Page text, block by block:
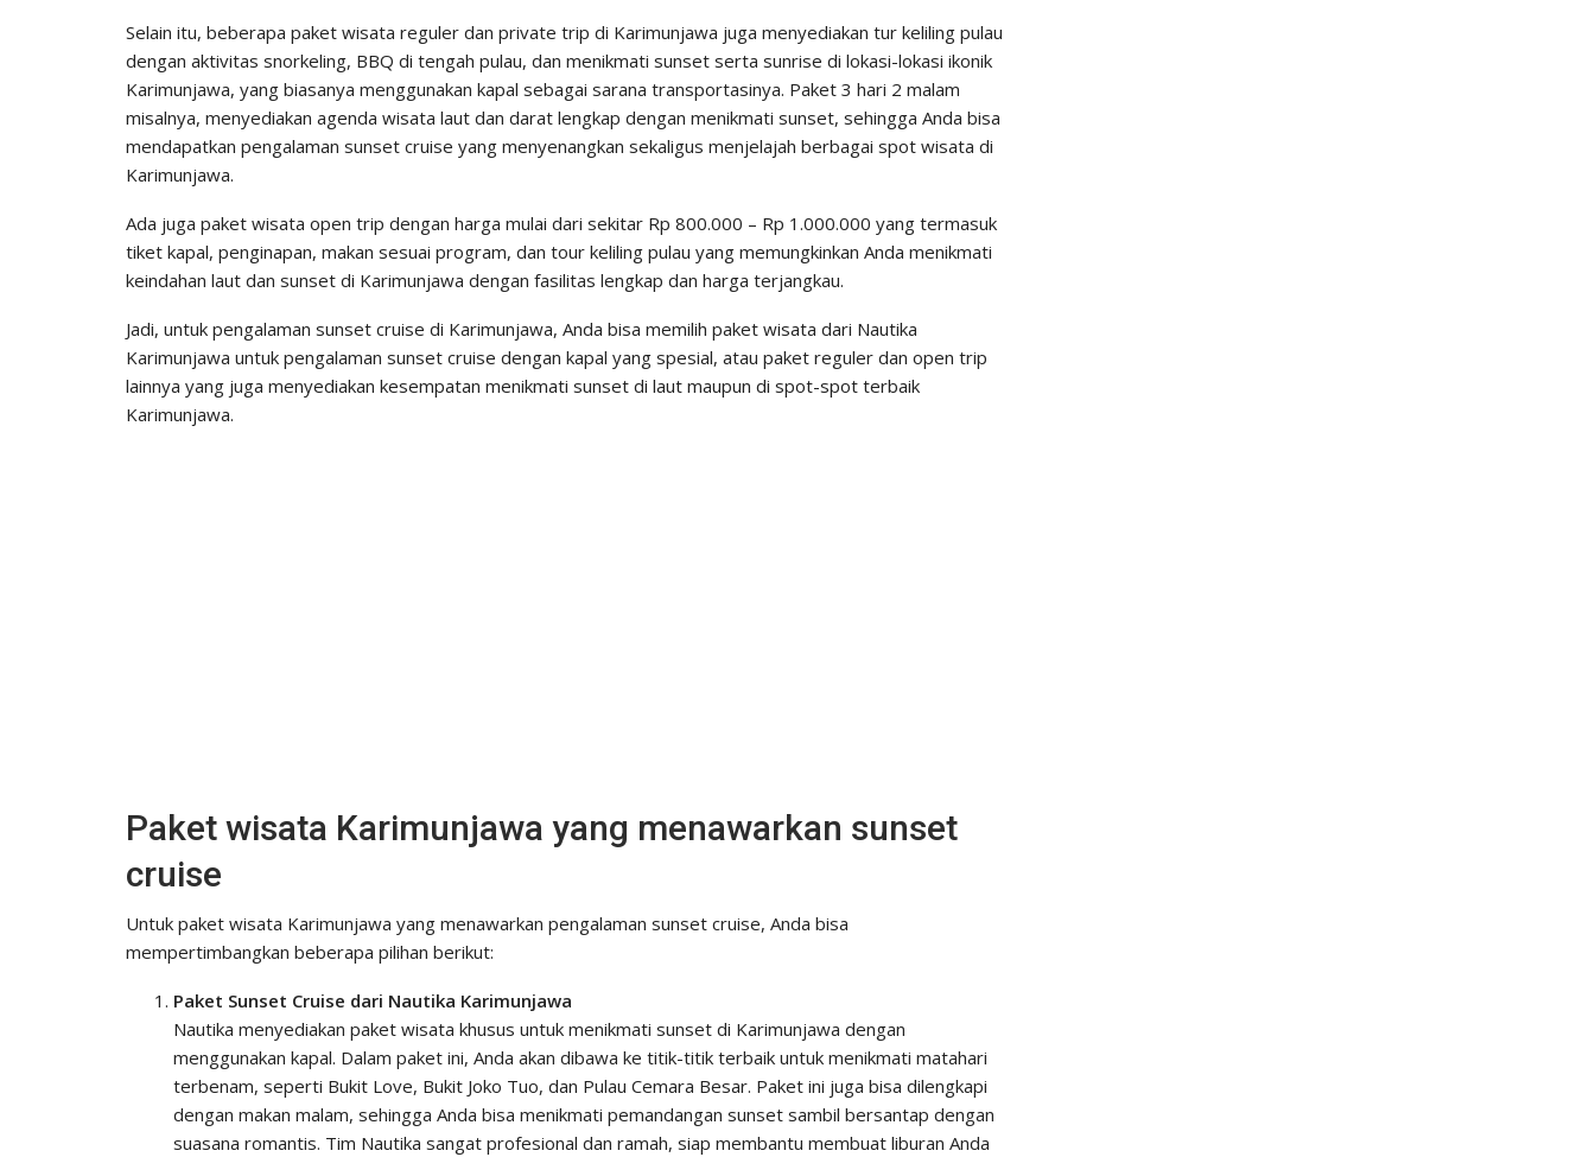
Selain itu, beberapa paket wisata reguler dan private trip di Karimunjawa juga menyediakan tur keliling pulau
dengan aktivitas snorkeling, BBQ di tengah pulau, dan menikmati sunset serta sunrise di lokasi-lokasi ikonik
Karimunjawa, yang biasanya menggunakan kapal sebagai sarana transportasinya. Paket 3 hari 2 malam
misalnya, menyediakan agenda wisata laut dan darat lengkap dengan menikmati sunset, sehingga Anda bisa
mendapatkan pengalaman sunset cruise yang menyenangkan sekaligus menjelajah berbagai spot wisata di
Karimunjawa.
Ada juga paket wisata open trip dengan harga mulai dari sekitar Rp 800.000 – Rp 1.000.000 yang termasuk
tiket kapal, penginapan, makan sesuai program, dan tour keliling pulau yang memungkinkan Anda menikmati
keindahan laut dan sunset di Karimunjawa dengan fasilitas lengkap dan harga terjangkau.
Jadi, untuk pengalaman sunset cruise di Karimunjawa, Anda bisa memilih paket wisata dari Nautika
Karimunjawa untuk pengalaman sunset cruise dengan kapal yang spesial, atau paket reguler dan open trip
lainnya yang juga menyediakan kesempatan menikmati sunset di laut maupun di spot-spot terbaik
Karimunjawa.
Paket wisata Karimunjawa yang menawarkan sunset
cruise
Untuk paket wisata Karimunjawa yang menawarkan pengalaman sunset cruise, Anda bisa
mempertimbangkan beberapa pilihan berikut:
Paket Sunset Cruise dari Nautika Karimunjawa
Nautika menyediakan paket wisata khusus untuk menikmati sunset di Karimunjawa dengan
menggunakan kapal. Dalam paket ini, Anda akan dibawa ke titik-titik terbaik untuk menikmati matahari
terbenam, seperti Bukit Love, Bukit Joko Tuo, dan Pulau Cemara Besar. Paket ini juga bisa dilengkapi
dengan makan malam, sehingga Anda bisa menikmati pemandangan sunset sambil bersantap dengan
suasana romantis. Tim Nautika sangat profesional dan ramah, siap membantu membuat liburan Anda